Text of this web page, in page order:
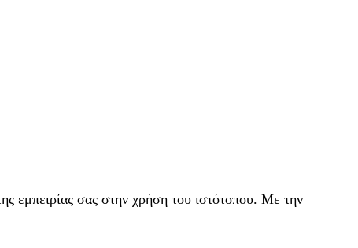
εμπειρίας σας στην χρήση του ιστότοπου. Με την